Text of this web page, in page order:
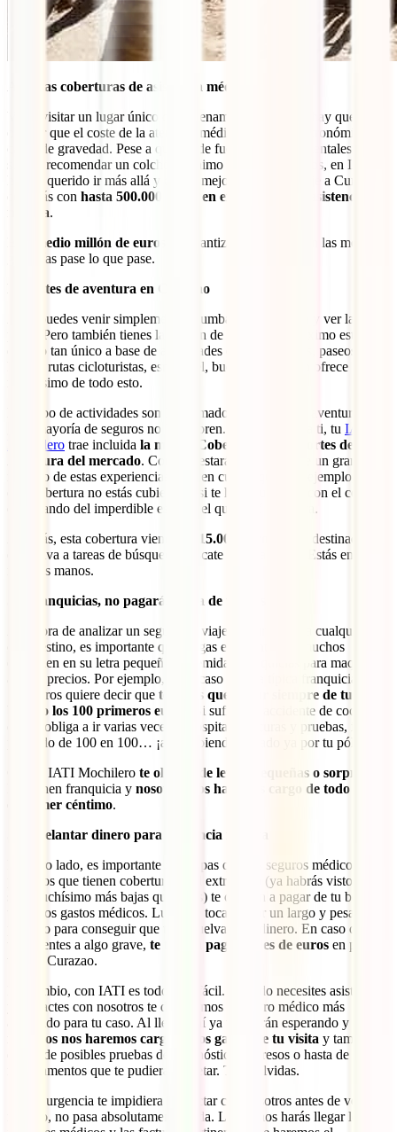
Amplias coberturas de asistencia médica
Vas a visitar un lugar único que te enamorará, pero no hay que
olvidar que el coste de la atención médica puede ser astronómico en
casos de gravedad. Pese a que desde fuentes gubernamentales
suelen recomendar un colchón mínimo de 100.000 euros, en IATI
hemos querido ir más allá y con el mejor seguro de viaje a Curazao
contarás con hasta 500.000 euros en exclusiva para asistencia
médica.
medio millón de euros
te garantiza ser tratado con las mejores
garantías pase lo que pase.
Deportes de aventura en Curazao
Aquí puedes venir simplemente a tumbarte en la playa y ver la vida
pasar. Pero también tienes la opción de exprimir al máximo este
destino tan único a base de actividades como trekkings, paseos en
kayak, rutas cicloturistas, esnórquel, buceo… Curaçao ofrece
muchísimo de todo esto.
Este tipo de actividades son los llamados “deportes de aventura” y la
gran mayoría de seguros no los cubren. Por suerte para ti, tu IATI
Mochilero trae incluida la mayor Cobertura de Deportes de
Aventura del mercado. Con ella estarás cubierto ante un gran
número de estas experiencias. Ten en cuenta que, por ejemplo, sin
esta cobertura no estás cubierto ni si te haces un corte con el coral
disfrutando del imperdible esnórquel que aquí te espera.
Además, esta cobertura viene con
15.000 euros extra
destinados en
exclusiva a tareas de búsqueda, rescate y salvamento. Estás en las
mejores manos.
Sin franquicias, no pagarás nada de tu bolsillo
A la hora de analizar un seguro de viaje, a Curazao o a cualquier
otro destino, es importante que tengas en cuenta que muchos
esconden en su letra pequeña las temidas franquicias para maquillar
así sus precios. Por ejemplo, en el caso de una típica franquicia de
100 euros quiere decir que tendrás que pagar siempre de tu
bolsillo los 100 primeros euros
. Si sufres un accidente de coche
que te obliga a ir varias veces al hospital por curas y pruebas, irás
pagando de 100 en 100… ¡aún habiendo pagado ya por tu póliza!
Con el IATI Mochilero te olvidas de letras pequeñas o sorpresas
No tienen franquicia y nosotros nos haremos cargo de todo desde
el primer céntimo.
Sin adelantar dinero para asistencia médica
Por otro lado, es importante que sepas que los seguros médicos
privados que tienen cobertura en el extranjero (ya habrás visto que
son muchísimo más bajas que estas) te obligan a pagar de tu bolsillo
todos los gastos médicos. Luego te toca iniciar un largo y pesado
proceso para conseguir que te devuelvan ese dinero. En caso de que
te enfrentes a algo grave, te tocará pagar miles de euros en pleno
viaje a Curazao.
En cambio, con IATI es todo más fácil. Cuando necesites asistencia
y contactes con nosotros te dirigiremos al centro médico más
adecuado para tu caso. Al llegar ahí ya te estarán esperando y
nosotros nos haremos cargo de los gastos de tu visita y también
de los de posibles pruebas de diagnóstico, ingresos o hasta de los
medicamentos que te pudieran recetar. Tú te olvidas.
Si una urgencia te impidiera contactar con nosotros antes de ver a un
médico, no pasa absolutamente nada. Luego nos harás llegar los